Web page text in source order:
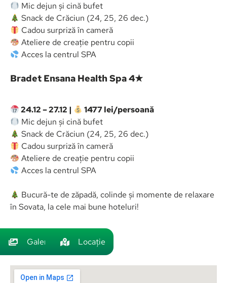
Mic dejun și cină bufet
Snack de Crăciun (24, 25, 26 dec.)
Cadou surpriză în cameră
Ateliere de creație pentru copii
Acces la centrul SPA
Bradet Ensana Health Spa 4★
24.12 – 27.12 |
1477 lei/persoană
Mic dejun și cină bufet
Snack de Crăciun (24, 25, 26 dec.)
Cadou surpriză în cameră
Ateliere de creație pentru copii
Acces la centrul SPA
Bucură-te de zăpadă, colinde și momente de relaxare
în Sovata, la cele mai bune hoteluri!
Galerie Locație